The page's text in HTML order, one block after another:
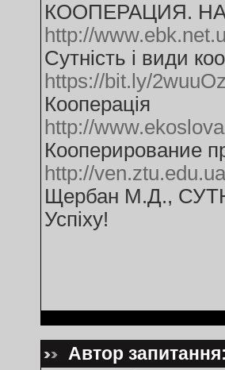
КООПЕРАЦИЯ.
http://
Сутність і види
https://bit.ly/
Кооперація
http://
Кооперирование
http://
Щербан М.Д.,
Успіху!
Автор